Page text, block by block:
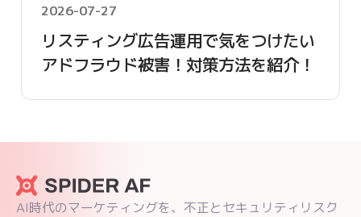
2026-07-27
リスティング広告運用で気をつけたい
アドフラウド被害！対策方法を紹介！
AI時代のマーケティングを、不正とセキュリティリスク